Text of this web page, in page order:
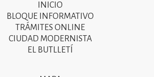
INICIO
BLOQUE INFORMATIVO
TRÁMITES ONLINE
CIUDAD MODERNISTA
EL BUTLLETÍ